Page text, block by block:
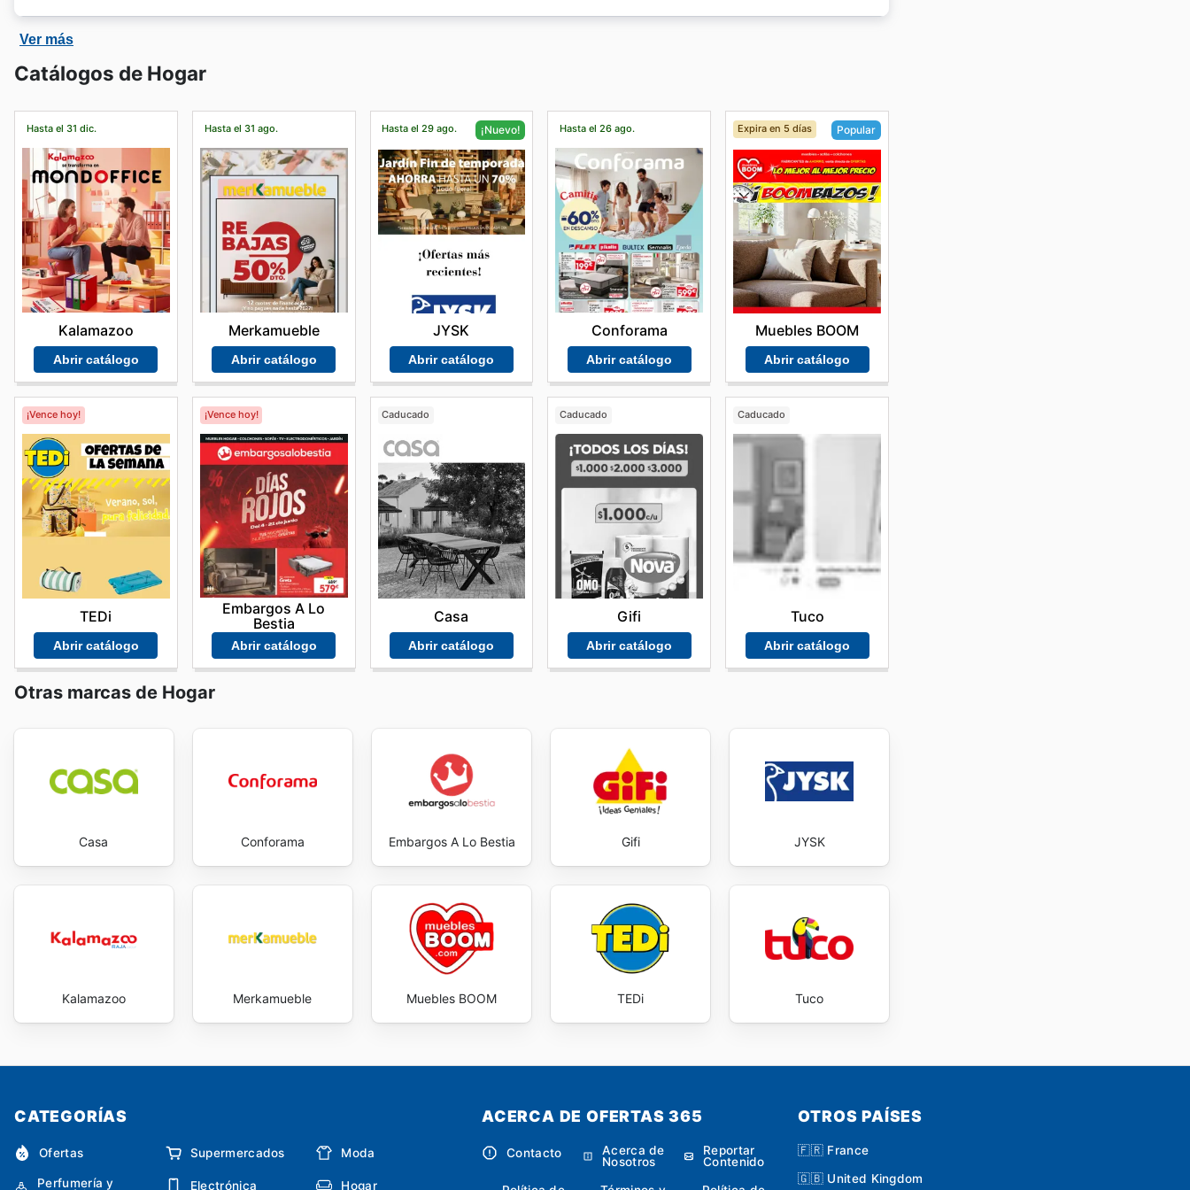
Rapimueble
Ver más
Catálogos de Hogar
Hasta el 31 dic.
Kalamazoo
Abrir catálogo
Hasta el 31 ago.
Merkamueble
Abrir catálogo
Hasta el 29 ago. ¡Nuevo!
JYSK
Abrir catálogo
Hasta el 26 ago.
Conforama
Abrir catálogo
Expira en 5 días Popular
Muebles BOOM
Abrir catálogo
¡Vence hoy!
TEDi
Abrir catálogo
¡Vence hoy!
Embargos A Lo
Bestia
Abrir catálogo
Caducado
Casa
Abrir catálogo
Caducado
Gifi
Abrir catálogo
Caducado
Tuco
Abrir catálogo
Otras marcas de Hogar
Casa Conforama Embargos A Lo Bestia Gifi JYSK
Kalamazoo Merkamueble Muebles BOOM TEDi Tuco
CATEGORÍAS
Ofertas Supermercados Moda
Perfumería y
Electrónica Hogar
ACERCA DE OFERTAS 365
Contacto
Acerca de
Nosotros
Reportar
Contenido
OTROS PAÍSES
🇫🇷 France
🇬🇧 United Kingdom